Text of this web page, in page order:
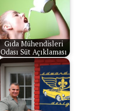
Gıda Mühendisleri
Odası Süt Açıklaması